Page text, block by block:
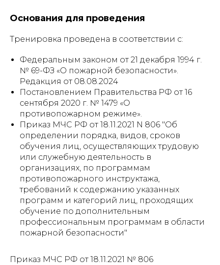
Основания для проведения
Тренировка проведена в соответствии с:
Федеральным законом от 21 декабря 1994 г.
№ 69-ФЗ «О пожарной безопасности».
Редакция от 08.08.2024
Постановлением Правительства РФ от 16
сентября 2020 г. № 1479 «О
противопожарном режиме».
Приказ МЧС РФ от 18.11.2021 N 806 "Об
определении порядка, видов, сроков
обучения лиц, осуществляющих трудовую
или служебную деятельность в
организациях, по программам
противопожарного инструктажа,
требований к содержанию указанных
программ и категорий лиц, проходящих
обучение по дополнительным
профессиональным программам в области
пожарной безопасности"
Приказ МЧС РФ от 18.11.2021 № 806